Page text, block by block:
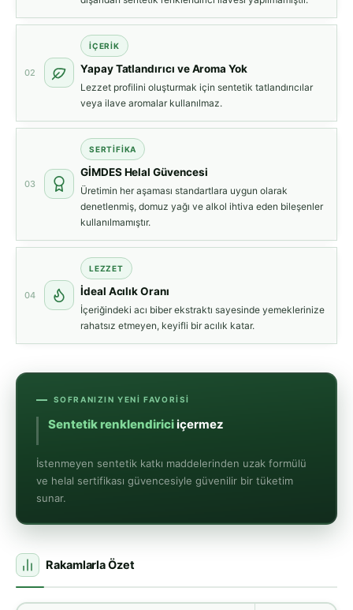
02
İÇERIK
Yapay Tatlandırıcı ve Aroma Yok
Lezzet profilini oluşturmak için sentetik tatlandırıcılar
veya ilave aromalar kullanılmaz.
03
SERTIFIKA
GİMDES Helal Güvencesi
Üretimin her aşaması standartlara uygun olarak
denetlenmiş, domuz yağı ve alkol ihtiva eden bileşenler
kullanılmamıştır.
04
LEZZET
İdeal Acılık Oranı
İçeriğindeki acı biber ekstraktı sayesinde yemeklerinize
rahatsız etmeyen, keyifli bir acılık katar.
SOFRANIZIN YENI FAVORISI
Sentetik renklendiriciiçermez
İstenmeyen sentetik katkı maddelerinden uzak formülü
ve helal sertifikası güvencesiyle güvenilir bir tüketim
sunar.
Rakamlarla Özet